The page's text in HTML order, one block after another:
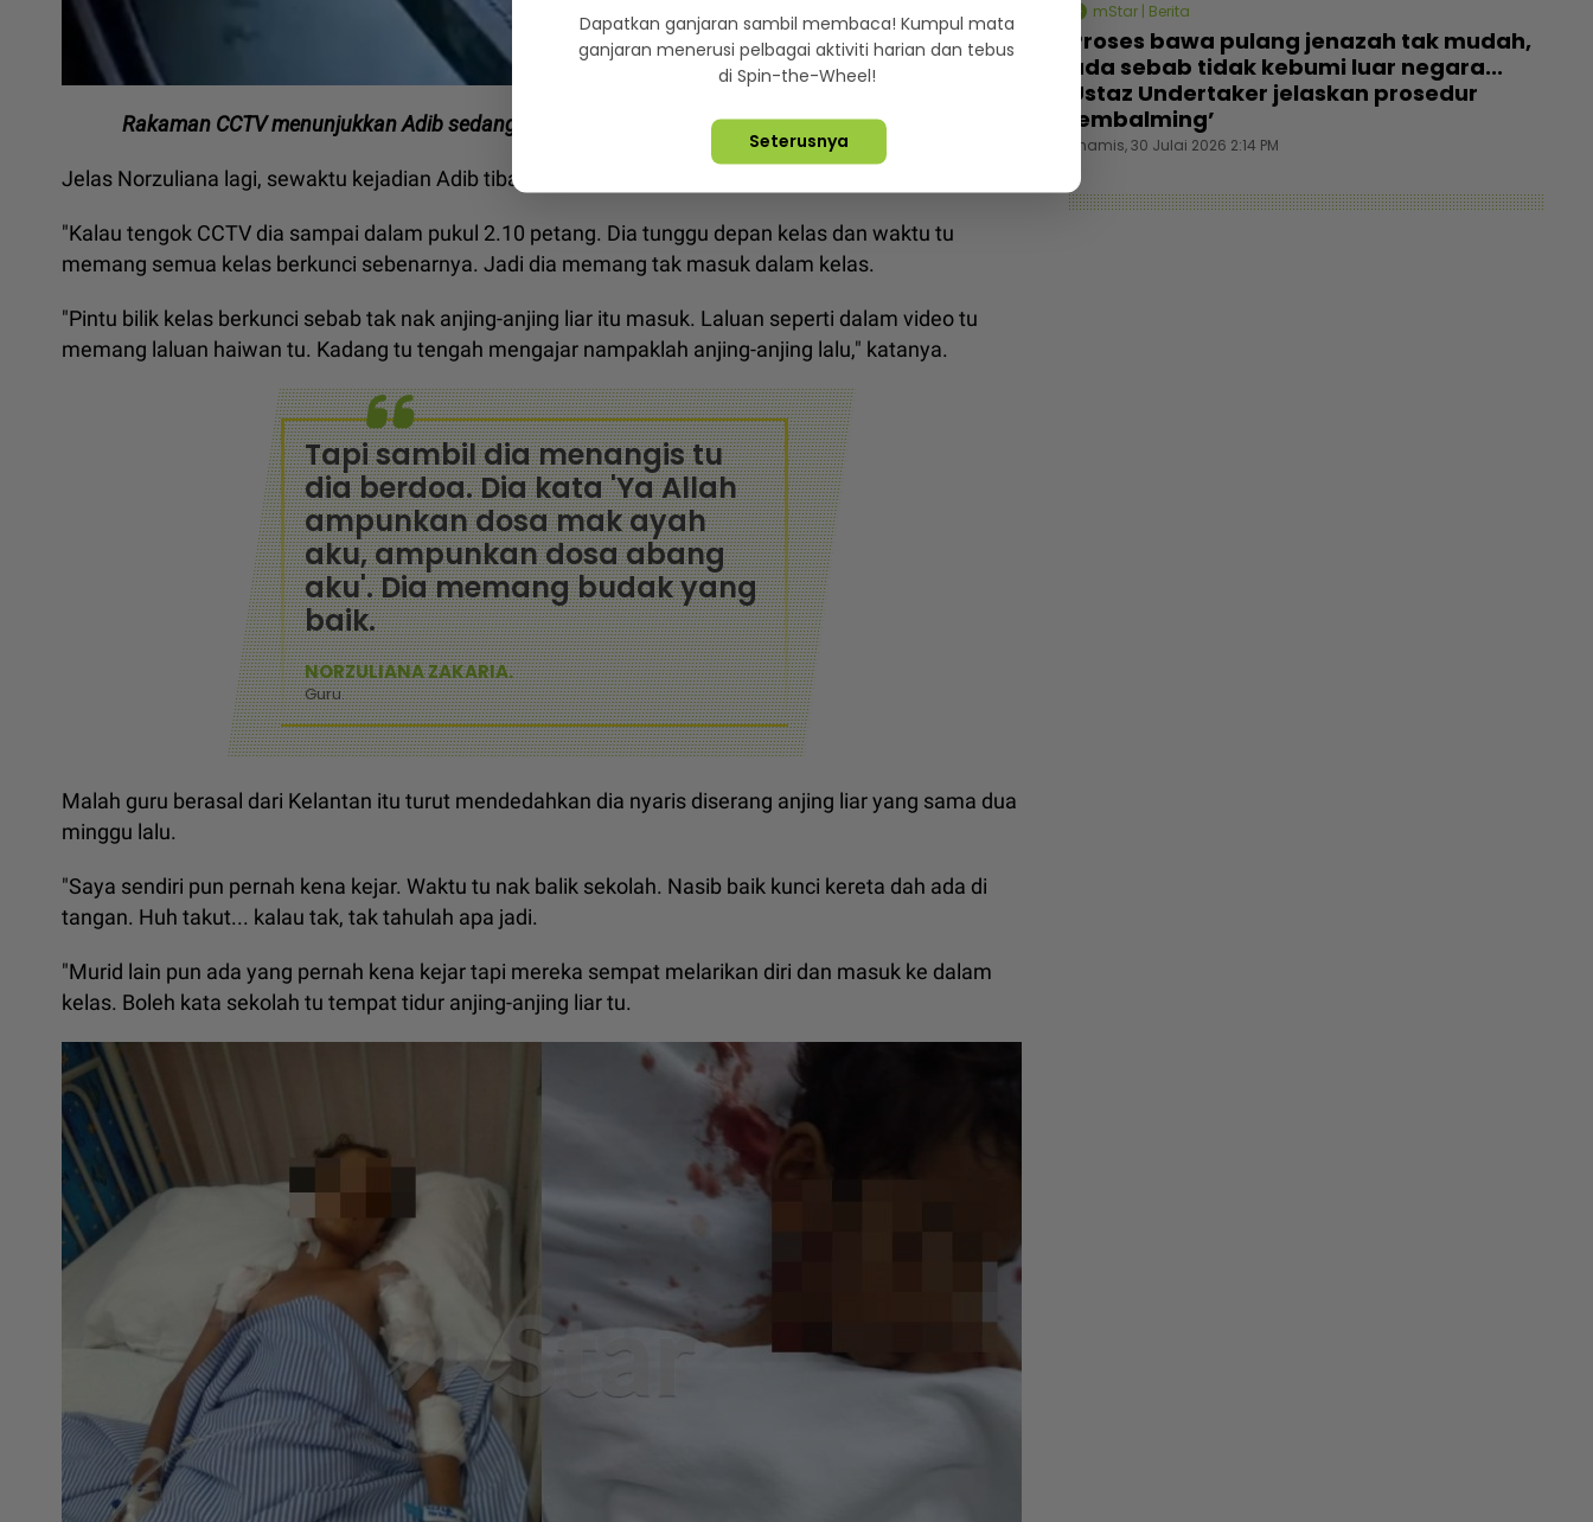
Rakaman CCTV menunjukkan Adib sedang duduk sebelum dikejar anjing liar di sekolahnya.
Jelas Norzuliana lagi, sewaktu kejadian Adib tiba awal di sekolah tetapi kelas berkunci.
"Kalau tengok CCTV dia sampai dalam pukul 2.10 petang. Dia tunggu depan kelas dan waktu tu
memang semua kelas berkunci sebenarnya. Jadi dia memang tak masuk dalam kelas.
"Pintu bilik kelas berkunci sebab tak nak anjing-anjing liar itu masuk. Laluan seperti dalam video tu
memang laluan haiwan tu. Kadang tu tengah mengajar nampaklah anjing-anjing lalu," katanya.
Tapi sambil dia menangis tu
dia berdoa. Dia kata 'Ya Allah
ampunkan dosa mak ayah
aku, ampunkan dosa abang
aku'. Dia memang budak yang
baik.
NORZULIANA ZAKARIA.
Guru.
Malah guru berasal dari Kelantan itu turut mendedahkan dia nyaris diserang anjing liar yang sama dua
minggu lalu.
"Saya sendiri pun pernah kena kejar. Waktu tu nak balik sekolah. Nasib baik kunci kereta dah ada di
tangan. Huh takut... kalau tak, tak tahulah apa jadi.
"Murid lain pun ada yang pernah kena kejar tapi mereka sempat melarikan diri dan masuk ke dalam
kelas. Boleh kata sekolah tu tempat tidur anjing-anjing liar tu.
mStar | Berita
Proses bawa pulang jenazah tak mudah,
ada sebab tidak kebumi luar negara...
Ustaz Undertaker jelaskan prosedur
‘embalming’
Khamis, 30 Julai 2026 2:14 PM
Dapatkan ganjaran sambil membaca! Kumpul mata
ganjaran menerusi pelbagai aktiviti harian dan tebus
di Spin-the-Wheel!
Seterusnya